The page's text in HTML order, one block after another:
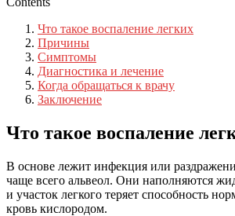
Что такое воспаление легких
Причины
Симптомы
Диагностика и лечение
Когда обращаться к врачу
Заключение
Что такое воспаление
В основе лежит инфекция или
чаще всего альвеол. Они наполняются
и участок легкого теряет способность
кровь кислородом.